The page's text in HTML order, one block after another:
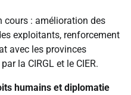
cours : amélioration des
exploitants, renforcement
avec les provinces
la CIRGL et le CIER.
humains et diplomatie